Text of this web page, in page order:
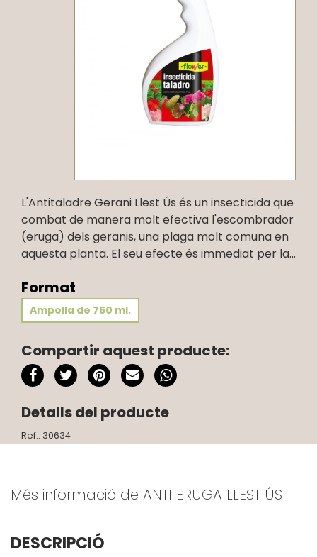
L'Antitaladre Gerani Llest Ús és un insecticida que
combat de manera molt efectiva l'escombrador
(eruga) dels geranis, una plaga molt comuna en
aquesta planta. El seu efecte és immediat per la...
Format
Ampolla de 750 ml.
Compartir aquest producte:
Detalls del producte
Ref.: 30634
Més informació de ANTI ERUGA LLEST ÚS
DESCRIPCIÓ